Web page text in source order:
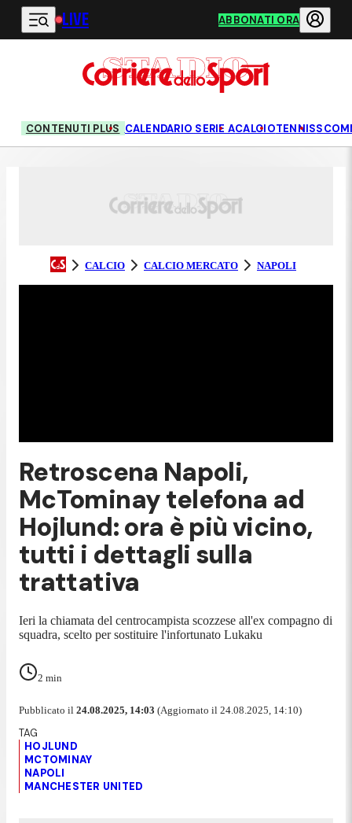
Vai al contenuto principale
LIVE ABBONATI ORA
CONTENUTI PLUS CALENDARIO SERIE ACALCIOTENNIS
CALCIO CALCIO MERCATO NAPOLI
Retroscena Napoli,
McTominay telefona ad
Hojlund: ora è più vicino,
tutti i dettagli sulla
trattativa
Ieri la chiamata del centrocampista scozzese all'ex compagno di
squadra, scelto per sostituire l'infortunato Lukaku
2 min
Pubblicato il 24.08.2025, 14:03 (Aggiornato il 24.08.2025, 14:10)
HOJLUND
MCTOMINAY
NAPOLI
MANCHESTER UNITED